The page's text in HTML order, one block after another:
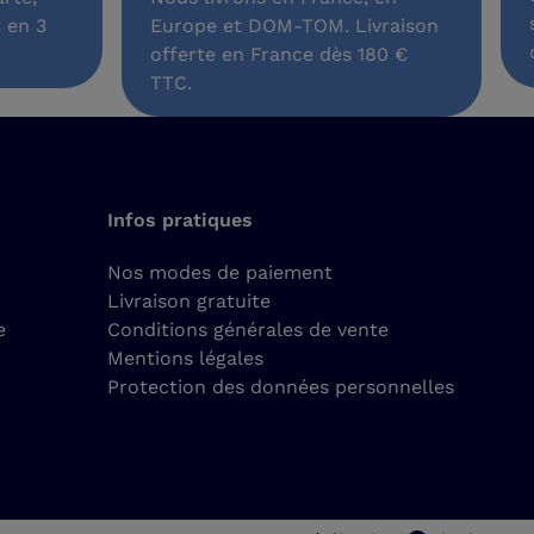
en 3
Europe et DOM-TOM. Livraison
offerte en France dès 180 €
TTC.
Infos pratiques
Nos modes de paiement
Livraison gratuite
Conditions générales de vente
Mentions légales
Protection des données personnelles